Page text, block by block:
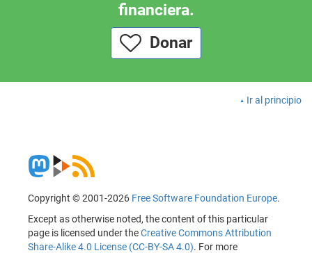
financiera.
Donar
Ir al principio
Copyright © 2001-2026 Free Software Foundation Europe.
Except as otherwise noted, the content of this particular
page is licensed under theCreative Commons Attribution
Share-Alike 4.0 License (CC-BY-SA 4.0). For more